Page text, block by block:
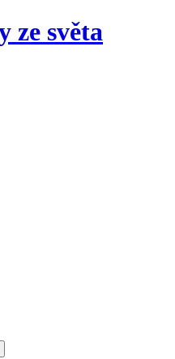
ze světa